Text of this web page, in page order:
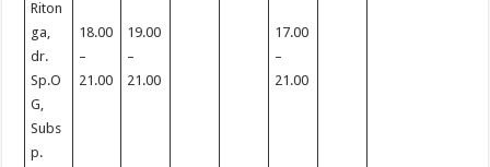
Riton
ga,
dr.
Sp.O
G,
Subs
p.
18.00
–
21.00
19.00
–
21.00
17.00
–
21.00